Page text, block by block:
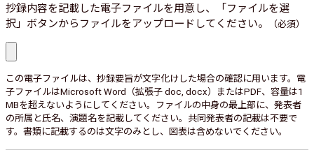
抄録内容を記載した電子ファイルを用意し、「ファイルを選
択」ボタンからファイルをアップロードしてください。
（必須）
この電子ファイルは、抄録要旨が文字化けした場合の確認に用います。電
子ファイルはMicrosoft Word（拡張子 doc, docx）またはPDF、容量は1
MBを超えないようにしてください。ファイルの中身の最上部に、発表者
の所属と氏名、演題名を記載してください。共同発表者の記載は不要で
す。書類に記載するのは文字のみとし、図表は含めないでください。